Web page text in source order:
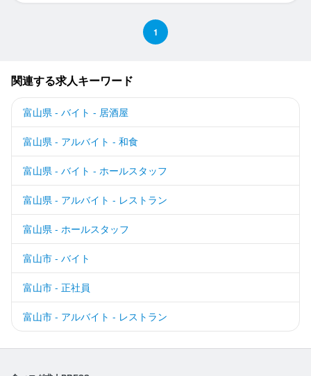
1
関連する求人キーワード
富山県 - バイト - 居酒屋
富山県 - アルバイト - 和食
富山県 - バイト - ホールスタッフ
富山県 - アルバイト - レストラン
富山県 - ホールスタッフ
富山市 - バイト
富山市 - 正社員
富山市 - アルバイト - レストラン